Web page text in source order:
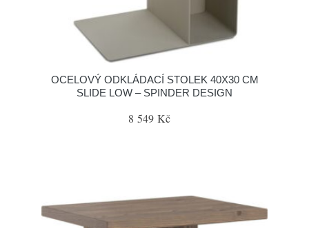
OCELOVÝ ODKLÁDACÍ STOLEK 40X30 CM
SLIDE LOW – SPINDER DESIGN
8 549 Kč